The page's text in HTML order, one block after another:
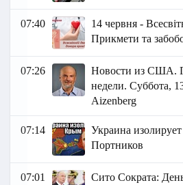
07:40
14 червня -
Прикмети та
07:26
Новости из США.
недели. Суббота,
Aizenberg
07:14
Украина
Портников
07:01
Сито Сократа: